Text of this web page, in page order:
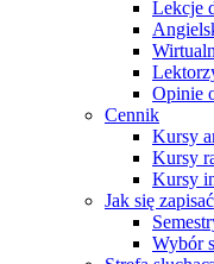
Lekcje
Opinie
Cennik
Kursy
Kursy
Kursy
Jak się zapisać
Wybór